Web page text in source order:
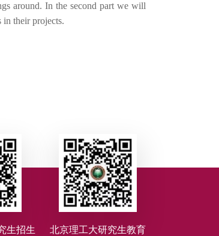
around. In the second part we will
in their projects.
生招生 北京理工大研究生教育